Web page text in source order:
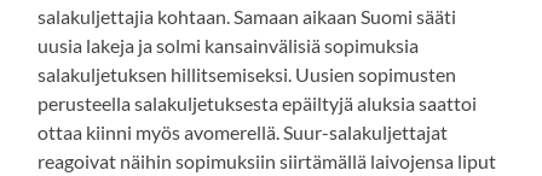
salakuljettajia kohtaan. Samaan aikaan Suomi sääti
uusia lakeja ja solmi kansainvälisiä sopimuksia
salakuljetuksen hillitsemiseksi. Uusien sopimusten
perusteella salakuljetuksesta epäiltyjä aluksia saattoi
ottaa kiinni myös avomerellä. Suur-salakuljettajat
reagoivat näihin sopimuksiin siirtämällä laivojensa liput